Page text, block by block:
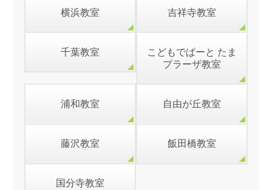
横浜教室 吉祥寺教室
千葉教室
こどもでぱーと たま
プラーザ教室
浦和教室 自由が丘教室
藤沢教室 飯田橋教室
国分寺教室